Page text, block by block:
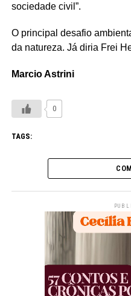
sociedade civil”.
O principal desafio
da natureza. Já diria Frei
Marcio Astrini
0
TAGS: